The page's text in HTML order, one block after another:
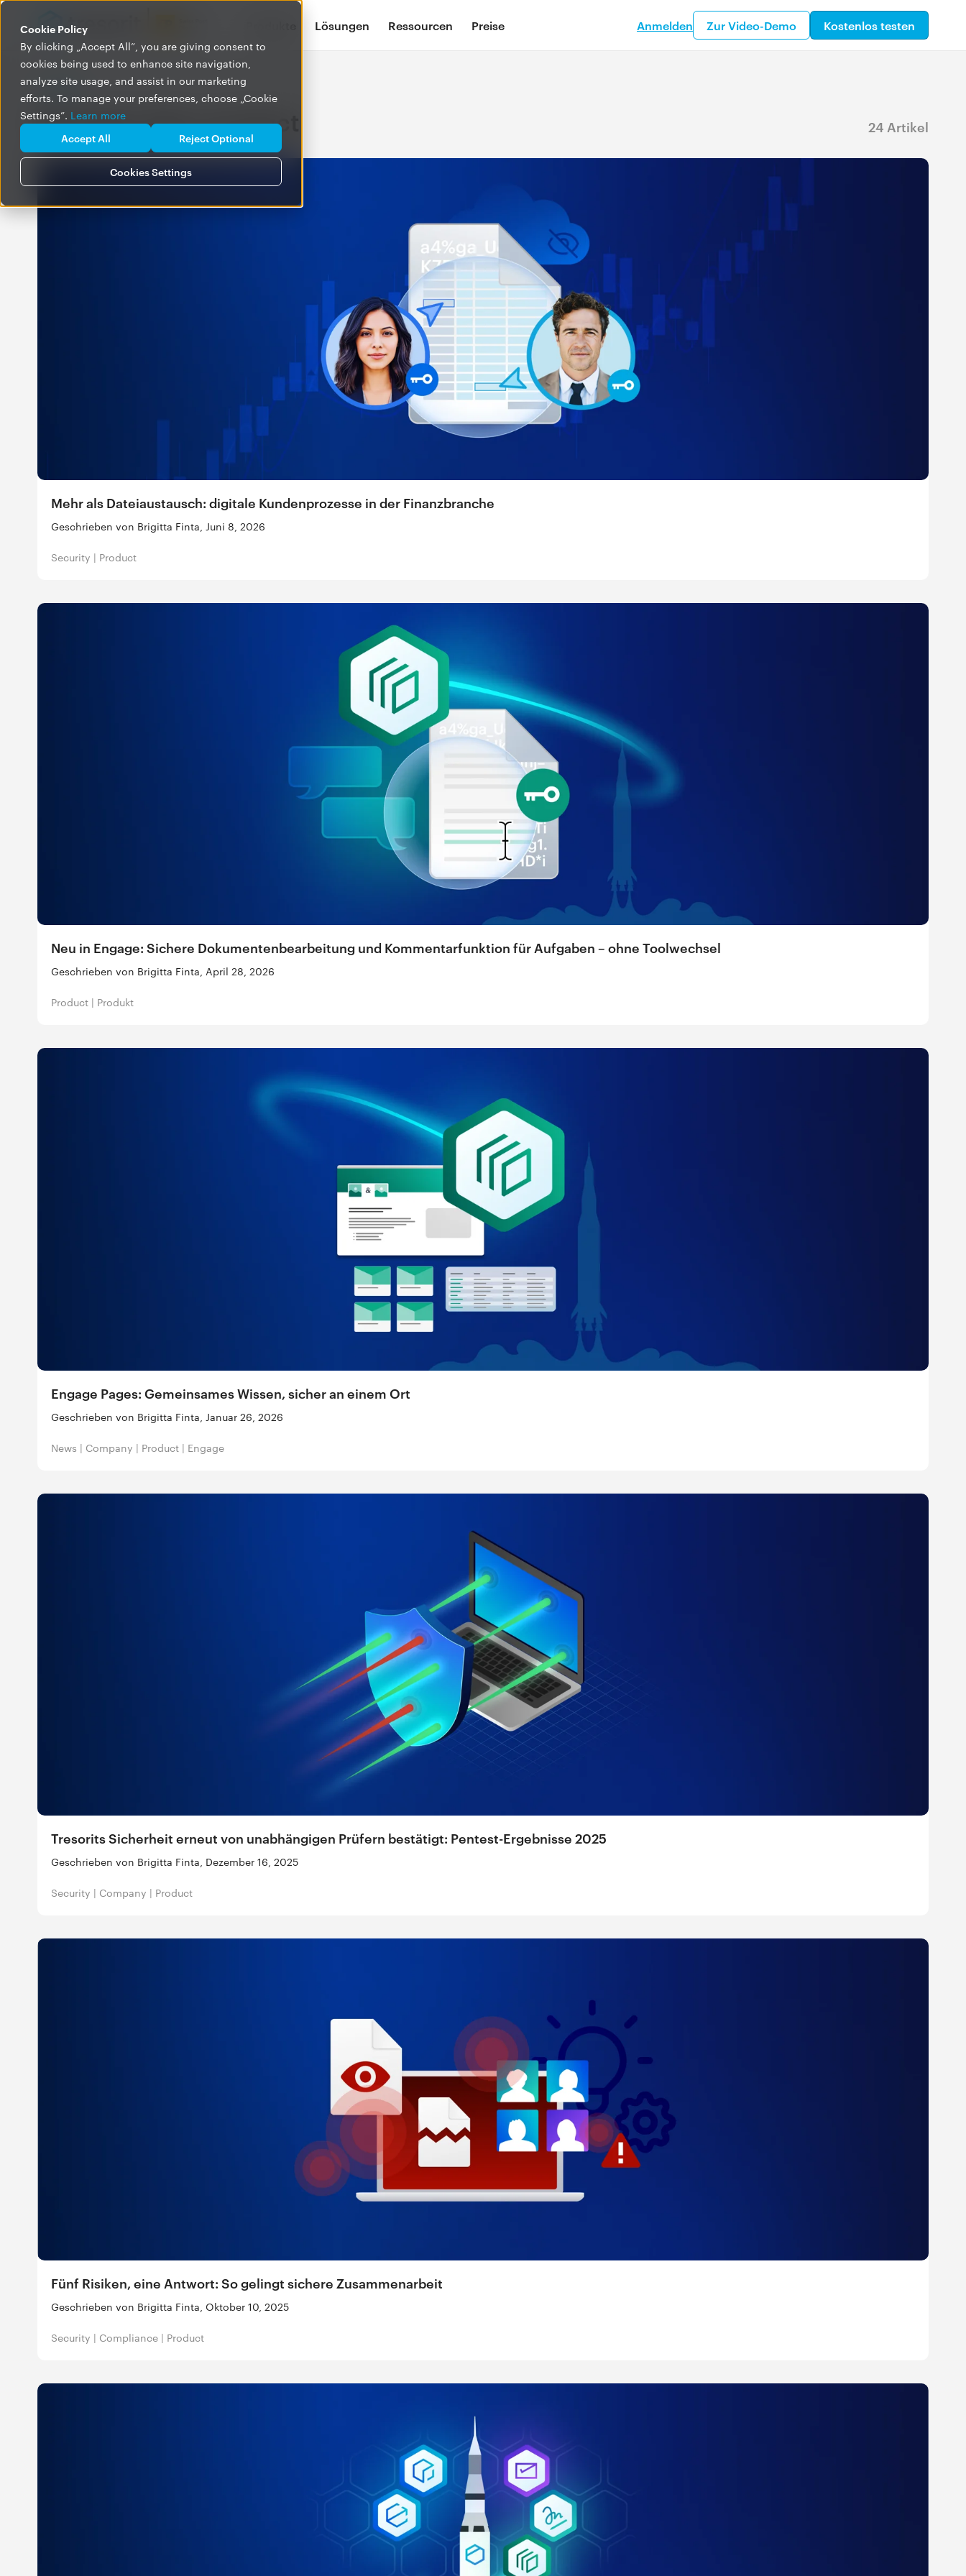
Cookie Policy
By clicking „Accept All”, you are giving consent to
cookies being used to enhance site navigation,
analyze site usage, and assist in our marketing
efforts. To manage your preferences, choose „Cookie
Settings”. Learn more
Cookies Settings
Accept All Reject Optional
Lösungen Ressourcen Preise Anmelden Zur Video-Demo Kostenlos testen
BLOG
Beiträge über product 24 Artikel
Mehr als Dateiaustausch: digitale Kundenprozesse in der Finanzbranche
Geschrieben von Brigitta Finta, Juni 8, 2026
Security | Product
Neu in Engage: Sichere Dokumentenbearbeitung und Kommentarfunktion für Aufgaben – ohne Toolwechsel
Geschrieben von Brigitta Finta, April 28, 2026
Product | Produkt
Engage Pages: Gemeinsames Wissen, sicher an einem Ort
Geschrieben von Brigitta Finta, Januar 26, 2026
News | Company | Product | Engage
Tresorits Sicherheit erneut von unabhängigen Prüfern bestätigt: Pentest-Ergebnisse 2025
Geschrieben von Brigitta Finta, Dezember 16, 2025
Security | Company | Product
Fünf Risiken, eine Antwort: So gelingt sichere Zusammenarbeit
Geschrieben von Brigitta Finta, Oktober 10, 2025
Security | Compliance | Product